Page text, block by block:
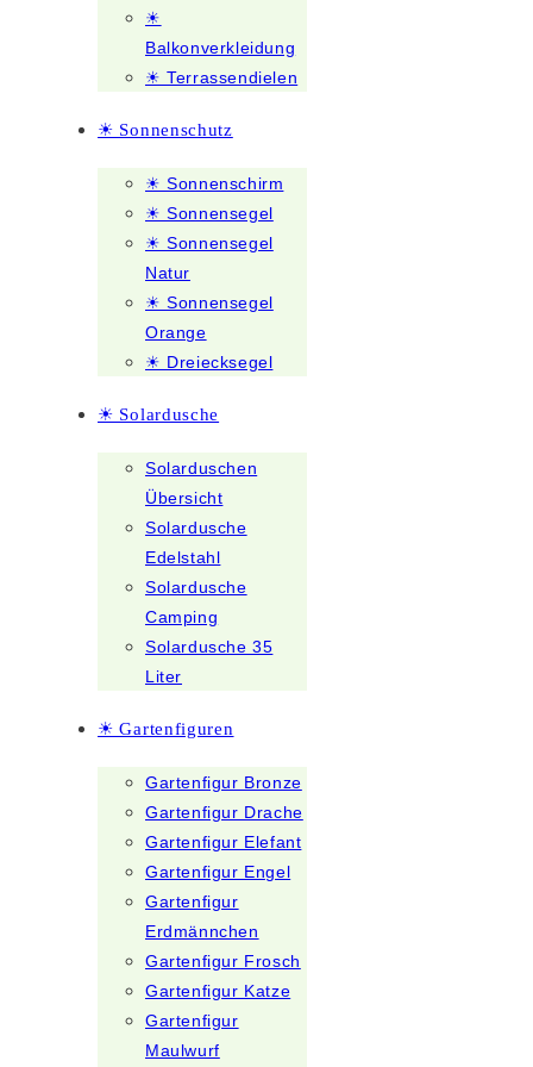
☀
Balkonverkleidung
☀ Terrassendielen
☀ Sonnenschutz
☀ Sonnenschirm
☀ Sonnensegel
☀ Sonnensegel
Natur
☀ Sonnensegel
Orange
☀ Dreiecksegel
☀ Solardusche
Solarduschen
Übersicht
Solardusche
Edelstahl
Solardusche
Camping
Solardusche 35
Liter
☀ Gartenfiguren
Gartenfigur Bronze
Gartenfigur Drache
Gartenfigur Elefant
Gartenfigur Engel
Gartenfigur
Erdmännchen
Gartenfigur Frosch
Gartenfigur Katze
Gartenfigur
Maulwurf